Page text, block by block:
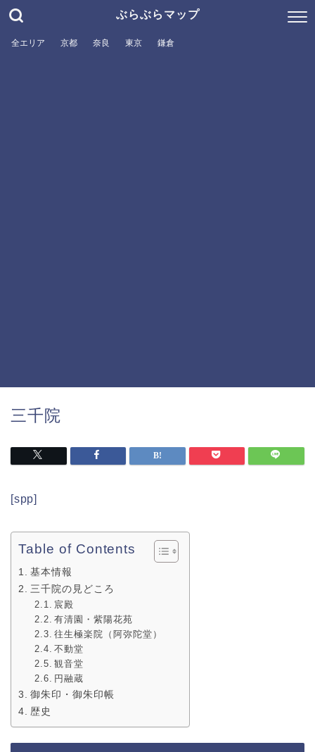
ぶらぶらマップ
全エリア 京都 奈良 東京 鎌倉
三千院
[spp]
Table of Contents
基本情報
三千院の見どころ
宸殿
有清園・紫陽花苑
往生極楽院（阿弥陀堂）
不動堂
観音堂
円融蔵
御朱印・御朱印帳
歴史